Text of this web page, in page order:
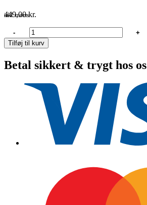
449,00kr.
inkl. moms
Paraply
anker
8.0
antal
-
+
Tilføj til kurv
Betal sikkert & trygt hos os